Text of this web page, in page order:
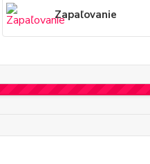
Zapaľovanie